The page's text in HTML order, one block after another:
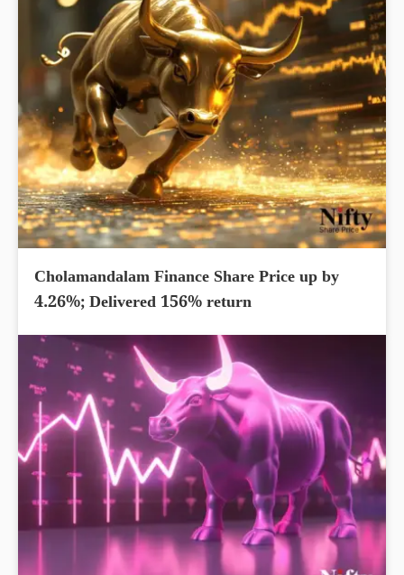
Cholamandalam Finance Share Price up by
4.26%; Delivered 156% return